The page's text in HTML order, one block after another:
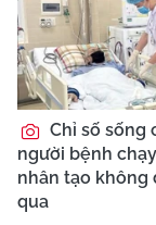
Chỉ số sống
người bệnh
nhân tạo không
qua